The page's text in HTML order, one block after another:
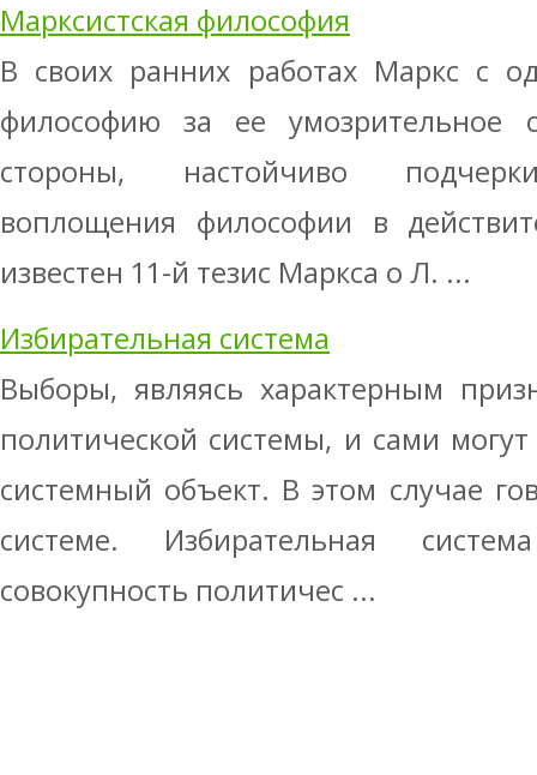
Марксистская философия
В своих ранних работах Маркс с
философию за ее умозрительное
стороны, настойчиво
воплощения философии в
известен 11-й тезис Маркса о Л. ...
Избирательная система
Выборы, являясь характерным
политической системы, и сами
системный объект. В этом случае
системе. Избирательная
совокупность политичес ...